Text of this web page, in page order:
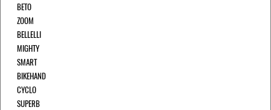
BETO
ZOOM
BELLELLI
MIGHTY
SMART
BIKEHAND
CYCLO
SUPERB